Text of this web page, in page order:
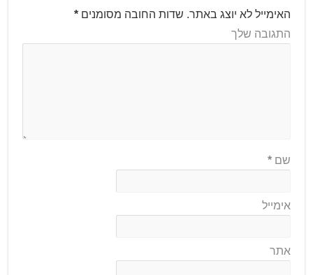
האימייל לא יוצג באתר. שדות החובה מסומנים*
התגובה שלך
שם*
אימייל
אתר